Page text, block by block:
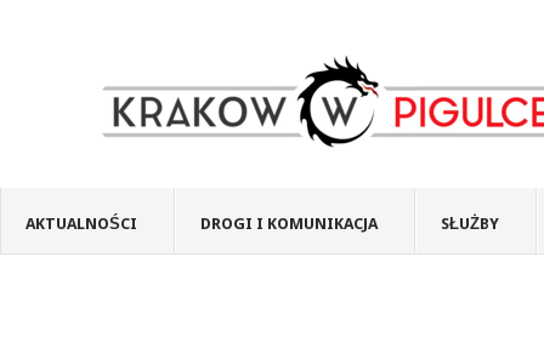
AKTUALNOŚCI DROGI I KOMUNIKACJA SŁUŻBY